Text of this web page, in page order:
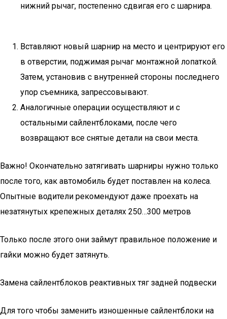
нижний рычаг, постепенно сдвигая его с шарнира.
Вставляют новый шарнир на место и центрируют его
в отверстии, поджимая рычаг монтажной лопаткой.
Затем, установив с внутренней стороны последнего
упор съемника, запрессовывают.
Аналогичные операции осуществляют и с
остальными сайлентблоками, после чего
возвращают все снятые детали на свои места.
Важно! Окончательно затягивать шарниры нужно только
после того, как автомобиль будет поставлен на колеса.
Опытные водители рекомендуют даже проехать на
незатянутых крепежных деталях 250…300 метров
Только после этого они займут правильное положение и
гайки можно будет затянуть.
Замена сайлентблоков реактивных тяг задней подвески
Для того чтобы заменить изношенные сайлентблоки на